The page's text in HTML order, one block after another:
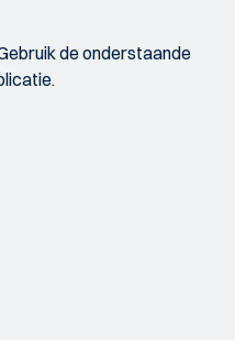
de onderstaande